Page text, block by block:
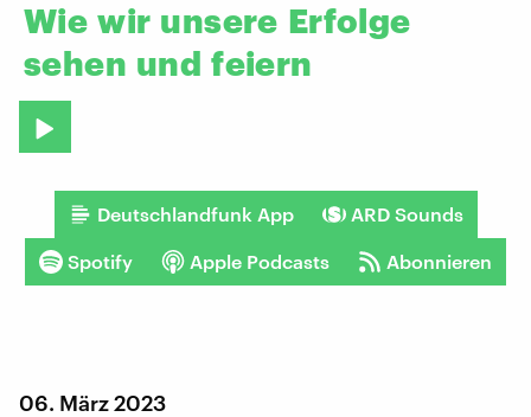
Wie wir unsere Erfolge
sehen und feiern
Deutschlandfunk App ARD Sounds
Spotify Apple Podcasts Abonnieren
06. März 2023